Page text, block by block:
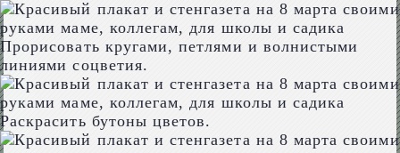
Прорисовать кругами, петлями и волнистыми
линиями соцветия.
Раскрасить бутоны цветов.